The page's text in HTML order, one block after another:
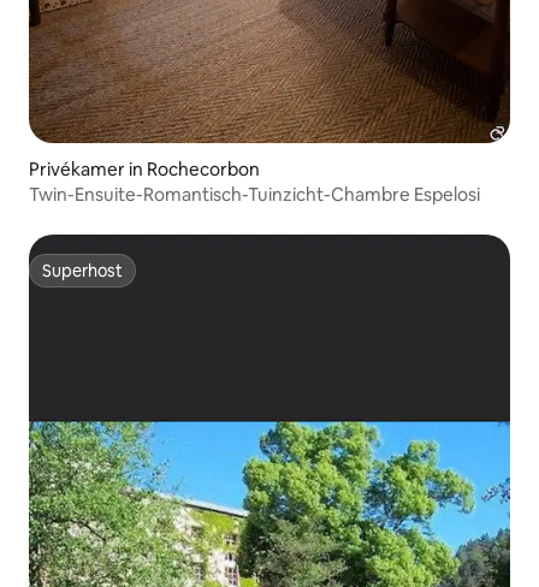
Privékamer in Rochecorbon
Twin-Ensuite-Romantisch-Tuinzicht-Chambre Espelosi
Superhost
Superhost